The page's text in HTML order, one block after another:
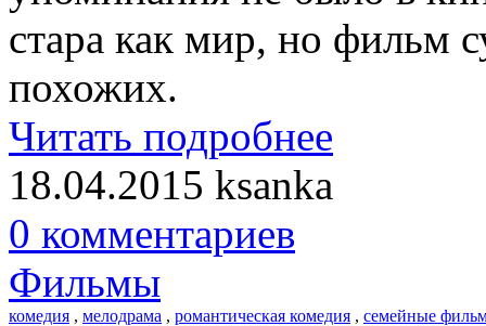
стара как мир, но фильм
похожих.
Читать подробнее
18.04.2015 ksanka
0 комментариев
Фильмы
комедия , мелодрама , романтическая комедия , семейные